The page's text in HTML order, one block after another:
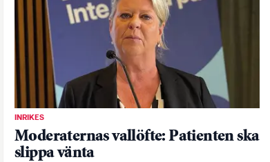
INRIKES
Moderaternas vallöfte: Patienten ska
slippa vänta